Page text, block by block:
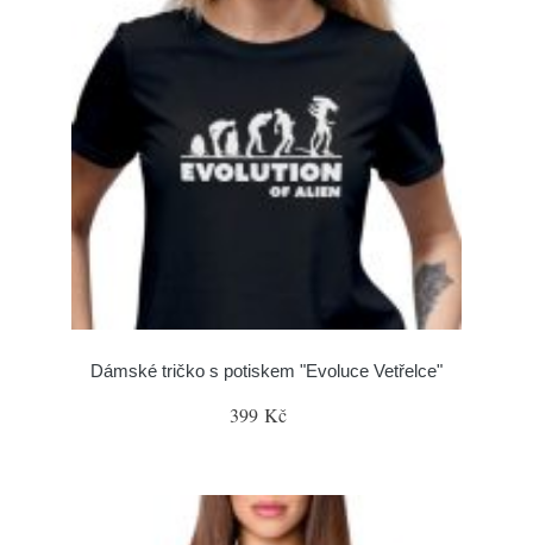
Dámské tričko s potiskem "Evoluce Vetřelce"
399 Kč